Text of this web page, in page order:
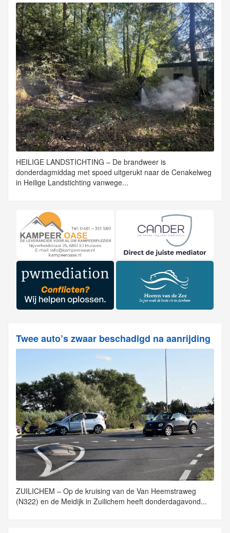
HEILIGE LANDSTICHTING – De brandweer is
donderdagmiddag met spoed uitgerukt naar de Cenakelweg
in Heilige Landstichting vanwege...
Twee auto’s zwaar beschadigd na aanrijding
ZUILICHEM – Op de kruising van de Van Heemstraweg
(N322) en de Meidijk in Zuilichem heeft donderdagavond...